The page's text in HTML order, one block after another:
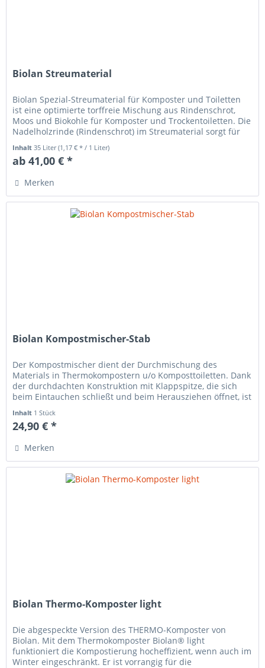
Biolan Streumaterial
Biolan Spezial-Streumaterial für Komposter und Toiletten
ist eine optimierte torffreie Mischung aus Rindenschrot,
Moos und Biokohle für Komposter und Trockentoiletten. Die
Nadelholzrinde (Rindenschrot) im Streumaterial sorgt für
Inhalt35 Liter(1,17 € * / 1 Liter)
ab 41,00 € *
Merken
Biolan Kompostmischer-Stab
Der Kompostmischer dient der Durchmischung des
Materials in Thermokompostern u/o Komposttoiletten. Dank
der durchdachten Konstruktion mit Klappspitze, die sich
beim Eintauchen schließt und beim Herausziehen öffnet, ist
Inhalt 1 Stück
24,90 € *
Merken
Biolan Thermo-Komposter light
Die abgespeckte Version des THERMO-Komposter von
Biolan. Mit dem Thermokomposter Biolan® light
funktioniert die Kompostierung hocheffizient, wenn auch im
Winter eingeschränkt. Er ist vorrangig für die